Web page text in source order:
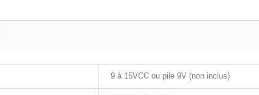
9 à 15VCC ou pile 9V (non inclus)